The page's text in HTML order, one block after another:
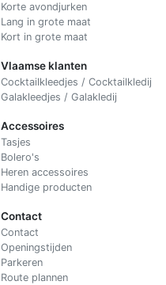
Korte avondjurken
Lang in grote maat
Kort in grote maat
Vlaamse klanten
Cocktailkleedjes / Cocktailkledij
Galakleedjes / Galakledij
Accessoires
Tasjes
Bolero's
Heren accessoires
Handige producten
Contact
Contact
Openingstijden
Parkeren
Route plannen